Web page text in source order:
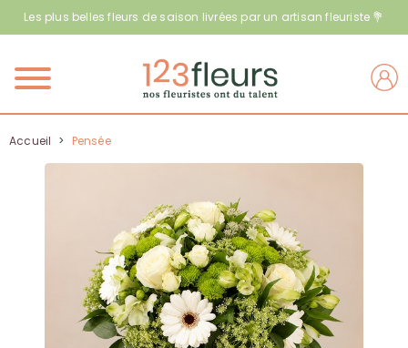
Les plus belles fleurs de saison livrées par un artisan fleuriste 💐
Menu
Accueil > Pensée